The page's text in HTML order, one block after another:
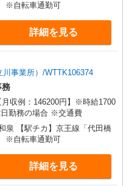
※自転車通勤可
詳細を見る
事業所）/WTTK106374
月収例：146200円】※時給1700
勤務の場合 ※交通費
泉 【駅チカ】京王線「代田橋
※自転車通勤可
詳細を見る